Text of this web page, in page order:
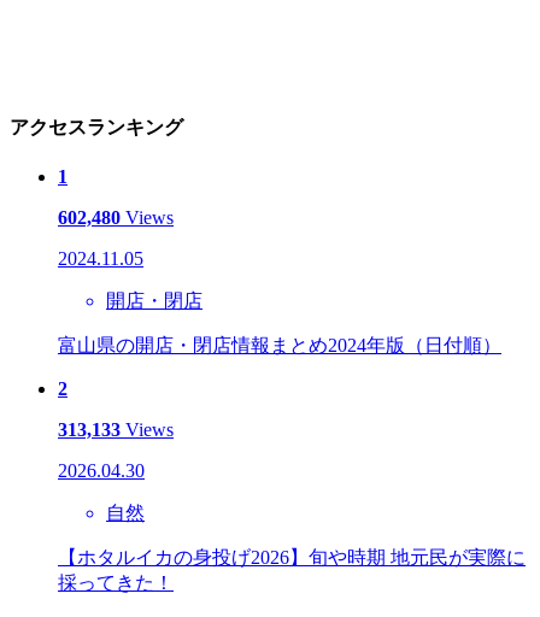
アクセスランキング
1
602,480 Views
2024.11.05
開店・閉店
富山県の開店・閉店情報まとめ2024年版（日付順）
2
313,133 Views
2026.04.30
自然
【ホタルイカの身投げ2026】旬や時期 地元民が実際に
採ってきた！